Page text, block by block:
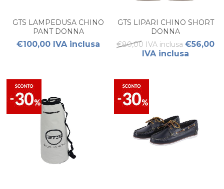
GTS LAMPEDUSA CHINO
PANT DONNA
€100,00 IVA inclusa
GTS LIPARI CHINO SHORT
DONNA
€80,00 IVA inclusa €56,00
IVA inclusa